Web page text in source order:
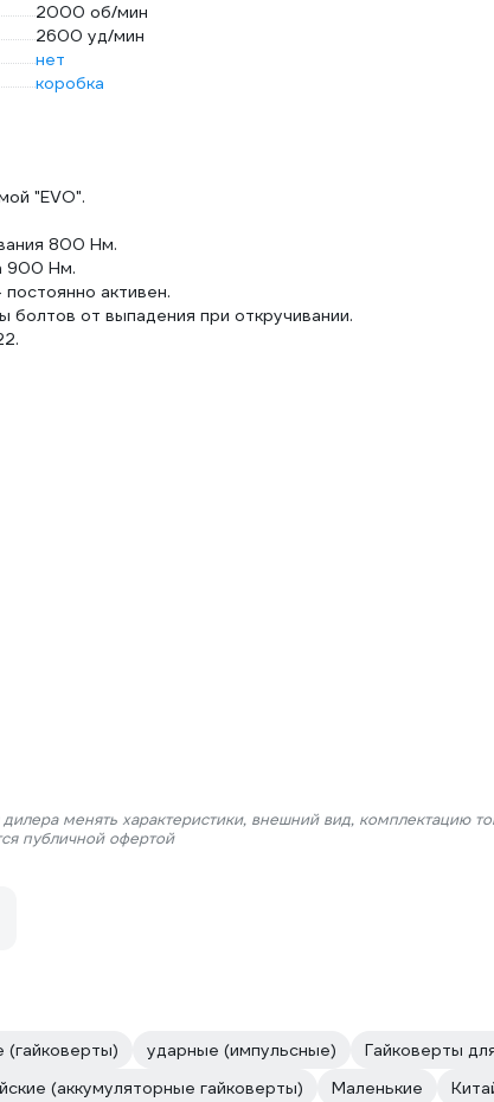
2000 об/мин
2600 уд/мин
нет
коробка
"EVO".
800 Нм.
900 Нм.
активен.
от выпадения при откручивании.
менять характеристики, внешний вид, комплектацию
публичной офертой
(гайковерты) ударные (импульсные) Гайковерты
(аккумуляторные гайковерты) Маленькие